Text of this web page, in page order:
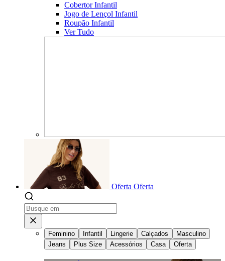
Cobertor Infantil
Jogo de Lençol Infantil
Roupão Infantil
Ver Tudo
Oferta Oferta
Feminino Infantil Lingerie Calçados
Masculino
Jeans
Plus Size Acessórios Casa Oferta